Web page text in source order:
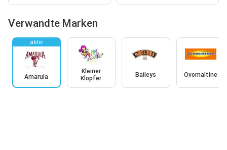
Verwandte Marken
aktiv
Amarula
Kleiner
Klopfer
Baileys Ovomaltine